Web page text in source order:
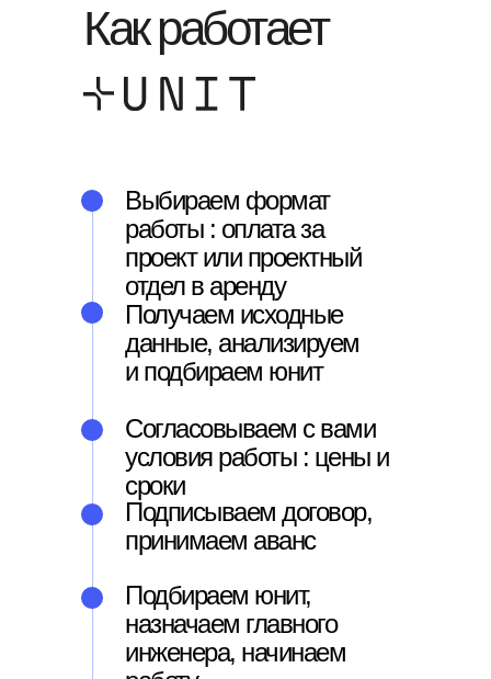
Выбираем формат
работы : оплата за
проект или проектный
отдел в аренду
Согласовываем с вами
условия работы : цены и
сроки
Получаем исходные
данные, анализируем
и подбираем юнит
Подписываем договор,
принимаем аванс
Подбираем юнит,
назначаем главного
инженера, начинаем
Как работает